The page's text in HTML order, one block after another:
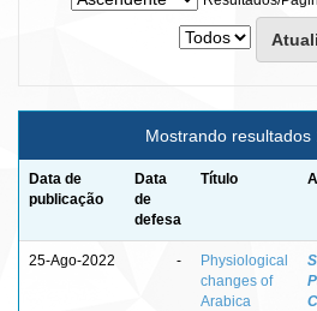
Mostrando resultados
Data de
publicação
Data
de
defesa
Título
25-Ago-2022 -
Physiological
changes of
Arabica